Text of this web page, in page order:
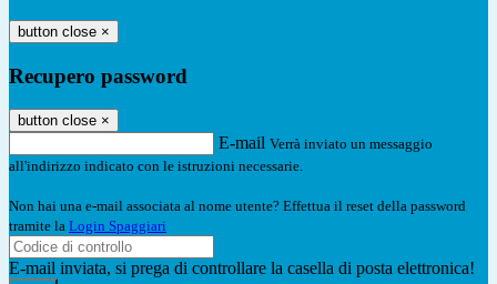
button close ×
Recupero password
button close ×
E-mail Verrà inviato un messaggio
all'indirizzo indicato con le istruzioni necessarie.
Non hai una e-mail associata al nome utente? Effettua il reset della password
tramite la Login Spaggiari
E-mail inviata, si prega di controllare la casella di posta elettronica!